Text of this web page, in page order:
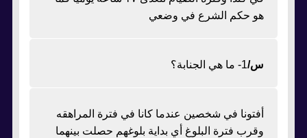
هو حكم الشرع في وضعي
س/1- ما هي الجنابة؟
أفتونا في شخصين عندما كانا في فترة المراهقه
وقرب فترة البلوغ أي بداية بلوغهم حصلت بينهما